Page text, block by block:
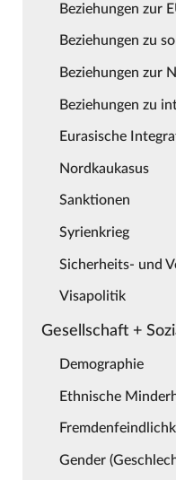
Beziehungen zur
Beziehungen zu
Beziehungen zur
Beziehungen zu
Eurasische
Nordkaukasus
Sanktionen
Syrienkrieg
Sicherheits- und
Visapolitik
Gesellschaft +
Demographie
Ethnische
Gender